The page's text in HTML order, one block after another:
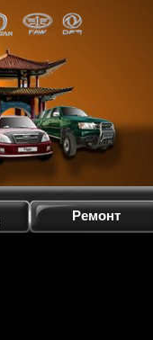
Ремонт